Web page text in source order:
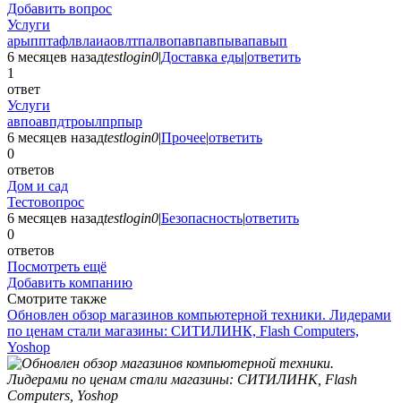
Добавить вопрос
Услуги
арыпптафлвлаиаовлтпалвопавпавпывапавып
6 месяцев назадtestlogin0|Доставка еды|ответить
1
ответ
Услуги
авпоавпдтроылпрпыр
6 месяцев назадtestlogin0|Прочее|ответить
0
ответов
Дом и сад
Тестовопрос
6 месяцев назадtestlogin0|Безопасность|ответить
0
ответов
Посмотреть ещё
Добавить компанию
Смотрите также
Обновлен обзор магазинов компьютерной техники. Лидерами
по ценам стали магазины: СИТИЛИНК, Flash Computers,
Yoshop